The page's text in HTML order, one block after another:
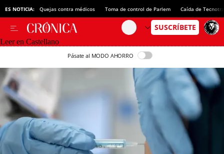
ES NOTICIA: Quejas contra médicos Toma de control de Parlem Caída de
Leer en Castellano
Pásate al MODO AHORRO